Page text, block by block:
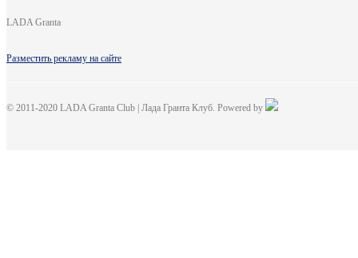
LADA Granta
Разместить рекламу на сайте
© 2011-2020 LADA Granta Club | Лада Гранта Клуб. Powered by